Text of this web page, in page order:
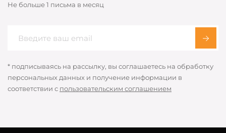
Не больше 1 письма в месяц
* подписываясь на рассылку, вы соглашаетесь на обработку
персональных данных и получение информации в
соответствии с пользовательским соглашением